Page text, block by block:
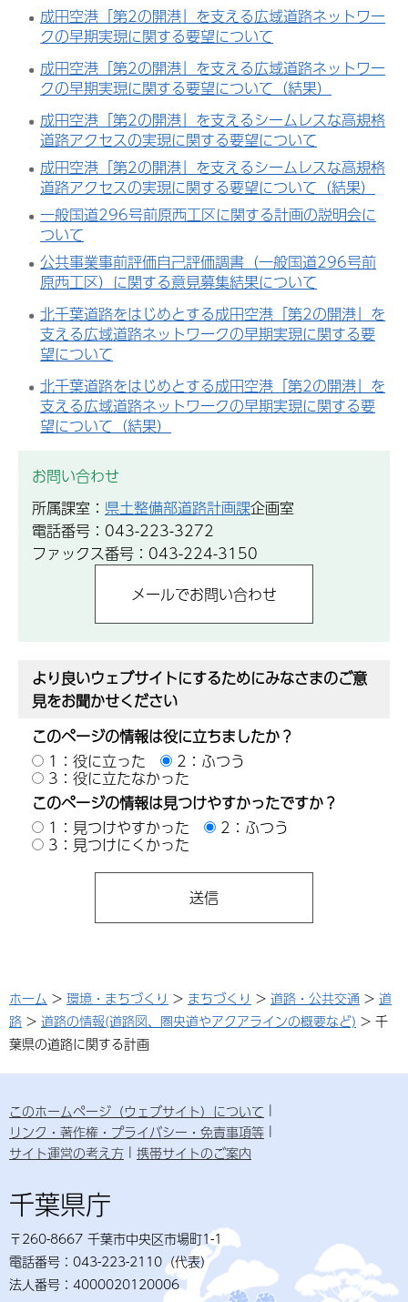
成田空港「第2の開港」を支える広域道路ネットワー
クの早期実現に関する要望について
成田空港「第2の開港」を支える広域道路ネットワー
クの早期実現に関する要望について（結果）
成田空港「第2の開港」を支えるシームレスな高規格
道路アクセスの実現に関する要望について
成田空港「第2の開港」を支えるシームレスな高規格
道路アクセスの実現に関する要望について（結果）
一般国道296号前原西工区に関する計画の説明会に
ついて
公共事業事前評価自己評価調書（一般国道296号前
原西工区）に関する意見募集結果について
北千葉道路をはじめとする成田空港「第2の開港」を
支える広域道路ネットワークの早期実現に関する要
望について
北千葉道路をはじめとする成田空港「第2の開港」を
支える広域道路ネットワークの早期実現に関する要
望について（結果）
お問い合わせ
所属課室： 県土整備部道路計画課企画室
電話番号：043-223-3272
ファックス番号：043-224-3150
より良いウェブサイトにするためにみなさまのご意
見をお聞かせください
このページの情報は役に立ちましたか？
1：役に立った
2：ふつう
3：役に立たなかった
このページの情報は見つけやすかったですか？
1：見つけやすかった
2：ふつう
3：見つけにくかった
ホーム > 環境・まちづくり > まちづくり > 道路・公共交通 > 道
路 > 道路の情報(道路図、圏央道やアクアラインの概要など) > 千
葉県の道路に関する計画
このホームページ（ウェブサイト）について
リンク・著作権・プライバシー・免責事項等
サイト運営の考え方
携帯サイトのご案内
千葉県庁
〒260-8667 千葉市中央区市場町1-1
電話番号：043-223-2110（代表）
法人番号：4000020120006